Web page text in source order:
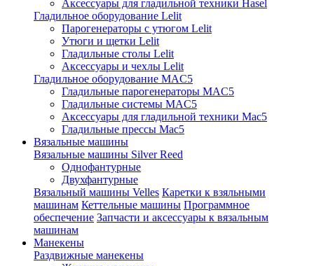
Аксессуары для гладильной техники Hasel
Гладильное оборудование Lelit
Парогенераторы с утюгом Lelit
Утюги и щетки Lelit
Гладильные столы Lelit
Аксессуары и чехлы Lelit
Гладильное оборудование MAC5
Гладильные парогенераторы MAC5
Гладильные системы MAC5
Аксессуары для гладильной техники Mac5
Гладильные прессы Mac5
Вязальные машины
Вязальные машины Silver Reed
Однофантурные
Двухфантурные
Вязальный машины Velles Каретки к взяльными
машинам Кеттельные машины Программное
обеспечение Запчасти и аксессуары к вязальным
машинам
Манекены
Раздвижные манекены